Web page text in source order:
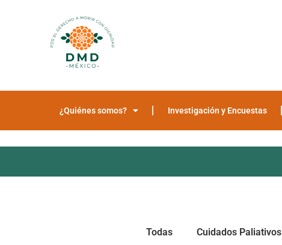
¿Quiénes somos? Investigación y Encuestas
Todas Cuidados Paliativos